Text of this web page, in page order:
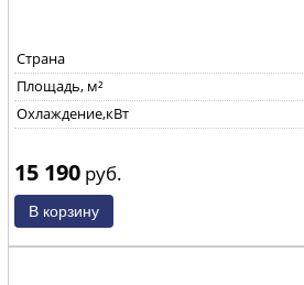
Страна
Площадь, м²
Охлаждение,кВт
15 190 руб.